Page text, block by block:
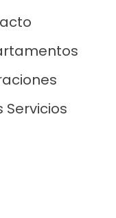
Servicios